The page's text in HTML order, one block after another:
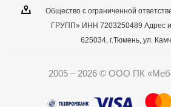
Общество с ограниченной
ГРУПП» ИНН 7203250489 Адрес
625034, г.Тюмень, ул.
2005 – 2026 © ООО ПК